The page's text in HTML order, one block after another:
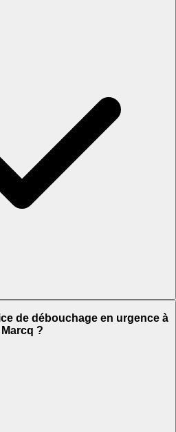
de débouchage en urgence à
Marcq ?